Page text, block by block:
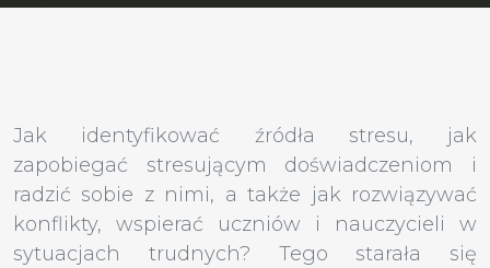
Jak identyfikować źródła stresu, jak
zapobiegać stresującym doświadczeniom i
radzić sobie z nimi, a także jak rozwiązywać
konflikty, wspierać uczniów i nauczycieli w
sytuacjach trudnych? Tego starała się